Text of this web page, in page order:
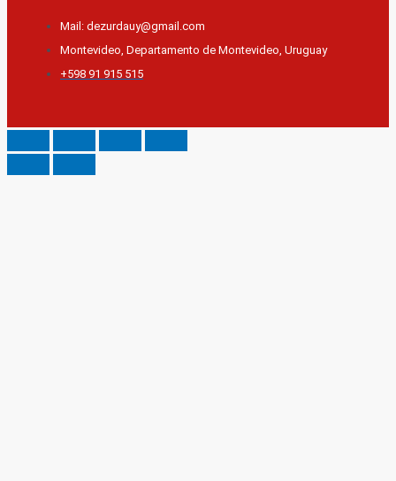
Mail: dezurdauy@gmail.com
Montevideo, Departamento de Montevideo, Uruguay
+598 91 915 515